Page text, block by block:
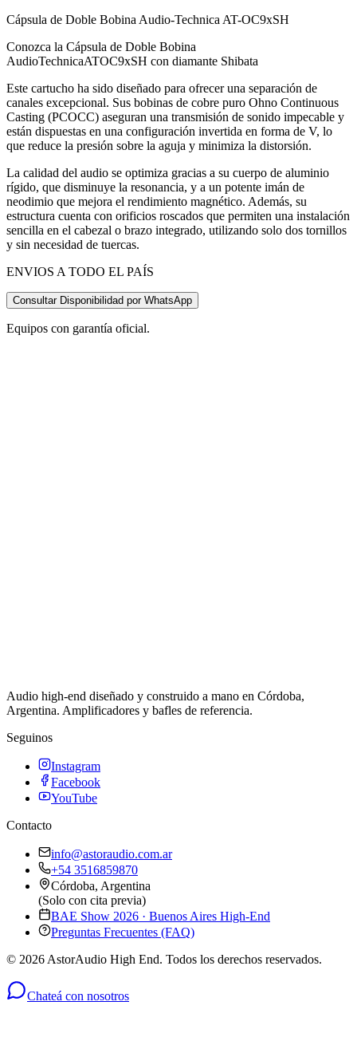
Cápsula de Doble Bobina Audio-Technica AT-OC9xSH
Conozca la Cápsula de Doble Bobina
AudioTechnicaATOC9xSH con diamante Shibata
Este cartucho ha sido diseñado para ofrecer una separación de
canales excepcional. Sus bobinas de cobre puro Ohno Continuous
Casting (PCOCC) aseguran una transmisión de sonido impecable y
están dispuestas en una configuración invertida en forma de V, lo
que reduce la presión sobre la aguja y minimiza la distorsión.
La calidad del audio se optimiza gracias a su cuerpo de aluminio
rígido, que disminuye la resonancia, y a un potente imán de
neodimio que mejora el rendimiento magnético. Además, su
estructura cuenta con orificios roscados que permiten una instalación
sencilla en el cabezal o brazo integrado, utilizando solo dos tornillos
y sin necesidad de tuercas.
ENVIOS A TODO EL PAÍS
Consultar Disponibilidad por WhatsApp
Equipos con garantía oficial.
Audio high-end diseñado y construido a mano en Córdoba,
Argentina. Amplificadores y bafles de referencia.
Seguinos
Instagram
Facebook
YouTube
Contacto
info@astoraudio.com.ar
+54 3516859870
Córdoba, Argentina
(Solo con cita previa)
BAE Show 2026 · Buenos Aires High-End
Preguntas Frecuentes (FAQ)
© 2026 AstorAudio High End. Todos los derechos reservados.
Chateá con nosotros